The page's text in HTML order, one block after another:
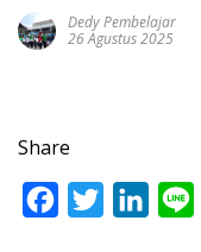
Dedy Pembelajar
26 Agustus 2025
Share